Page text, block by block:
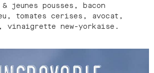
jeunes pousses, bacon
tomates cerises, avocat,
vinaigrette new-yorkaise.